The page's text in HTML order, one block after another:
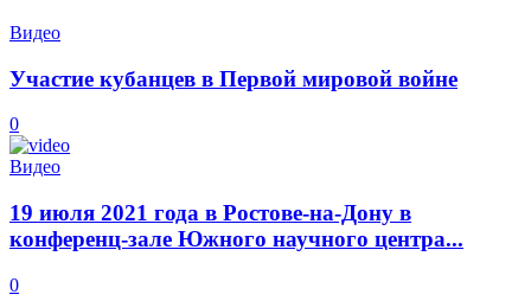
Видео
Участие кубанцев в Первой мировой войне
0
Видео
19 июля 2021 года в Ростове-на-Дону в
конференц-зале Южного научного центра...
0